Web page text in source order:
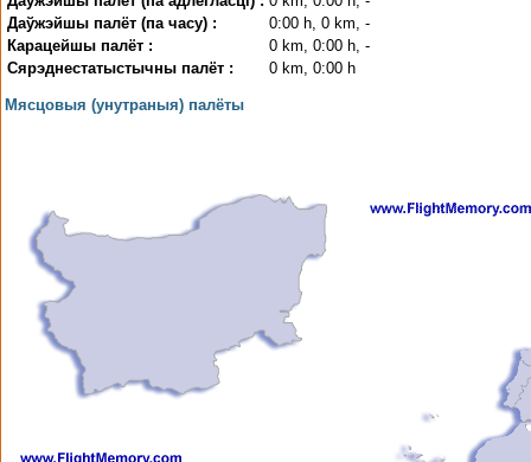
Даўжэйшы палёт (па часу) :
0:00 h, 0 km, -
Карацейшы палёт :
0 km, 0:00 h, -
Сярэднестатыстычны палёт :
0 km, 0:00 h
Мясцовыя (унутраныя) палёты